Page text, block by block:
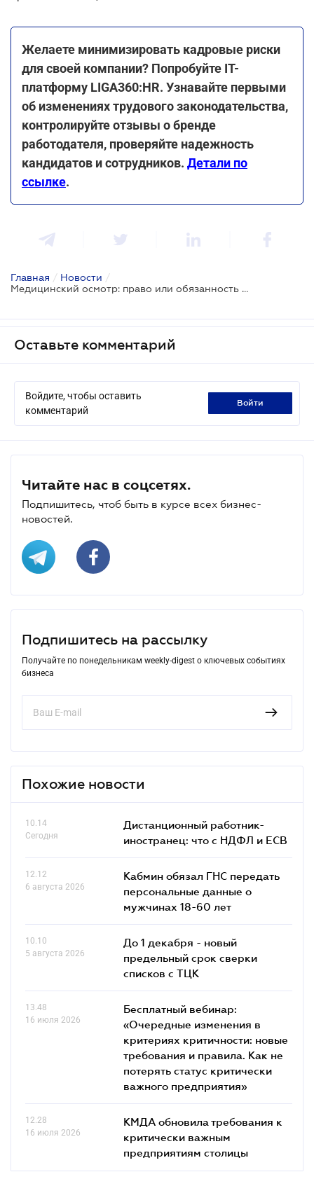
Желаете минимизировать кадровые риски
для своей компании? Попробуйте ІТ-
платформу LIGA360:HR. Узнавайте первыми
об изменениях трудового законодательства,
контролируйте отзывы о бренде
работодателя, проверяйте надежность
кандидатов и сотрудников. Детали по
ссылке.
Главная / Новости /
Медицинский осмотр: право или обязанность работника
Оставьте комментарий
Войдите, чтобы оставить
комментарий
войти
Читайте нас в соцсетях.
Подпишитесь, чтоб быть в курсе всех бизнес-
новостей.
Подпишитесь на рассылку
Получайте по понедельникам weekly-digest о ключевых событиях
бизнеса
Похожие новости
10.14
Сегодня
Дистанционный работник-
иностранец: что с НДФЛ и ЕСВ
12.12
6 августа 2026
Кабмин обязал ГНС передать
персональные данные о
мужчинах 18-60 лет
10.10
5 августа 2026
До 1 декабря - новый
предельный срок сверки
списков c ТЦК
13.48
16 июля 2026
Бесплатный вебинар:
«Очередные изменения в
критериях критичности: новые
требования и правила. Как не
потерять статус критически
важного предприятия»
12.28
16 июля 2026
КМДА обновила требования к
критически важным
предприятиям столицы